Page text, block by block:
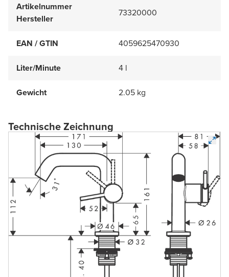
Artikelnummer
Hersteller
73320000
EAN / GTIN 4059625470930
Liter/Minute 4 l
Gewicht 2.05 kg
Technische Zeichnung